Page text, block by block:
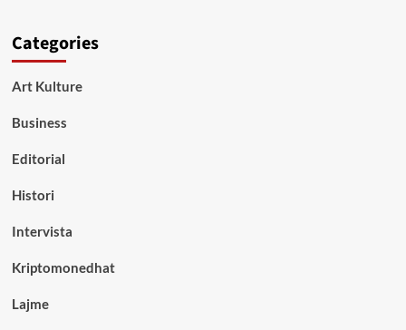
Categories
Art Kulture
Business
Editorial
Histori
Intervista
Kriptomonedhat
Lajme